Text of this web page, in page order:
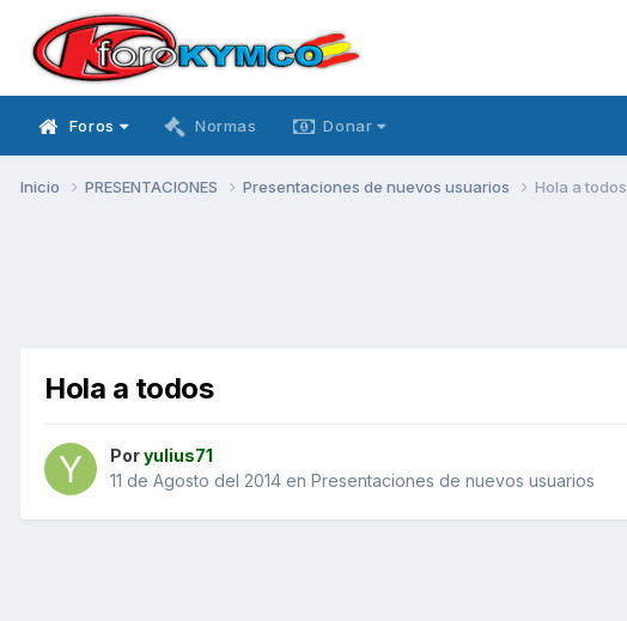
Foros Normas Donar
Inicio PRESENTACIONES Presentaciones de nuevos usuarios Hola a todos
Hola a todos
Poryulius71
11 de Agosto del 2014 en Presentaciones de nuevos usuarios